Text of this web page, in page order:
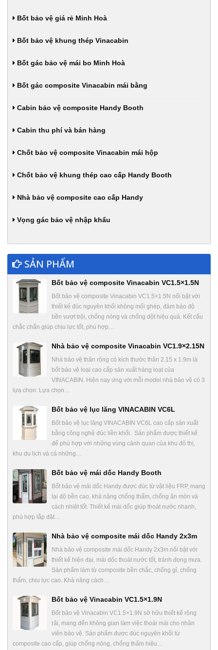
Bốt bảo vệ giá rẻ Minh Hoà
Bốt bảo vệ khung thép Vinacabin
Bốt gác bảo vệ mái bo Minh Hoà
Bốt gác composite Vinacabin mái bằng
Cabin bảo vệ composite Handy Booth
Cabin thu phí và bán hàng
Chốt bảo vệ composite Vinacabin mái hộp
Chốt bảo vệ khung thép cao cấp Handy Booth
Nhà bảo vệ composite cao cấp Handy
Vọng gác bảo vệ nhập khẩu
SẢN PHẨM
Bốt bảo vệ composite Vinacabin VC1.5×1.5N
Bốt bảo vệ composite Vinacabin VC1.5×1.5N nổi bật với
thiết kế đúc nguyên khối không mối ghép, đảm bảo độ
bền vượt trội, chống nóng và chống dột hiệu quả. Kết cấu
chắc chắn giúp chịu lực tốt, phù hợp…
Nhà bảo vệ composite Vinacabin VC1.9×2.15N
Nhà bảo vệ thân rộng có kích thước thân 2.15 x 1.9m là
bốt bảo vệ loại cao cấp sản xuất hàng loạt của
VINACABIN. Hiện nay ứng với mỗi model nhà bảo vệ có 3
lựa chọn: Lựa chọn…
Bốt bảo vệ lục lăng VINACABIN VC6L
Bốt bảo vệ lục lăng VINACABIN VC6L cao cấp sản xuất
bằng công nghệ đúc liền khối. Sản phẩm được thiết kế
để phù hợp với những vùng cảnh quan của khu đô thị,
khu du lịch và cả những…
Bốt bảo vệ mái dốc Handy Booth
Bốt bảo vệ mái dốc Handy được đúc từ vật liệu FRP, mang
lại độ bền cao, khả năng chống thấm, chống ăn mòn và
cách nhiệt tốt. Thiết kế mái dốc giúp thoát nước nhanh,
phù hợp lắp đặt…
Nhà bảo vệ composite mái dốc Handy 2x3m
Nhà bảo vệ composite mái dốc Handy 2x3m nổi bật với
thiết kế hiện đại, mái dốc thoát nước tốt, tránh đọng mưa.
Sản phẩm làm từ composite bền chắc, chống gỉ, chống
thấm, chịu lực cao. Khả năng cách…
Bốt bảo vệ Vinacabin VC1.5×1.9N
Bốt bảo vệ Vinacabin VC1.5×1.9N sở hữu thiết kế rộng
rãi, mang đến không gian làm việc thoải mái cho nhân
viên bảo vệ. Sản phẩm được đúc nguyên khối từ
composite cao cấp, giúp chống nóng, chống thấm hiệu…